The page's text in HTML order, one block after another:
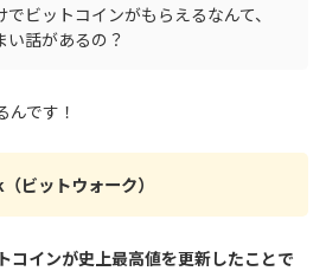
でビットコインがもらえるなんて、
い話があるの？
です！
ビットウォーク）
コインが史上最高値を更新したことで